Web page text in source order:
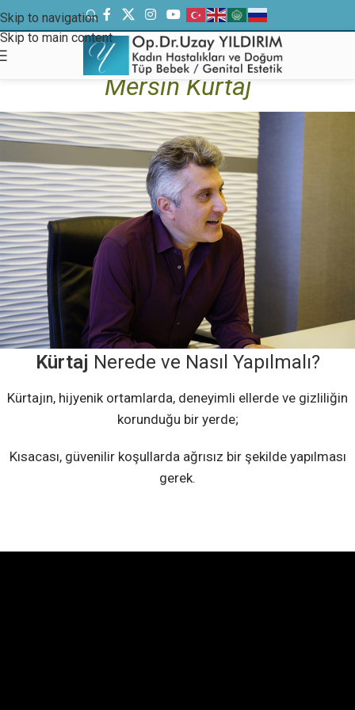
Skip to navigation
Skip to main content
Mersin Kürtaj
Kürtaj Nerede ve Nasıl Yapılmalı?
Kürtajın, hijyenik ortamlarda, deneyimli ellerde ve gizliliğin
korunduğu bir yerde;
Kısacası, güvenilir koşullarda ağrısız bir şekilde yapılması
gerek.